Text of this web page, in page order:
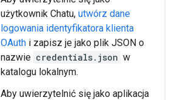
użytkownik Chatu, utwórz dane
logowania identyfikatora klienta
OAuth i zapisz je jako plik JSON o
nazwie credentials.json w
katalogu lokalnym.
Aby uwierzytelnić się jako aplikacja